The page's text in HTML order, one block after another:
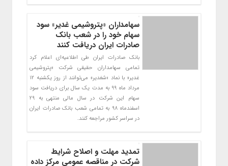
سهامداران «پتروشیمی غدیر» سود
سهام خود را در شعب بانک
صادرات ایران دریافت کنند
بانک صادرات ایران طی اطلاعیه‌ای اعلام کرد
تمامی سهامداران حقیقی شرکت «پتروشیمی
غدیر» با نماد «شغدیر» می‌توانند از روز یکشنبه ١٢
مرداد ماه ٩٩ به مدت یک سال برای دریافت سود
سهام این شرکت در سال مالی منتهی به ٢٩
اسفندماه ٩٨ به تمامی شعب بانک صادرات ایران
در سراسر کشور مراجعه کنند.
تمدید مهلت و اصلاح شرایط
شرکت در مناقصه عمومی مرکز داده